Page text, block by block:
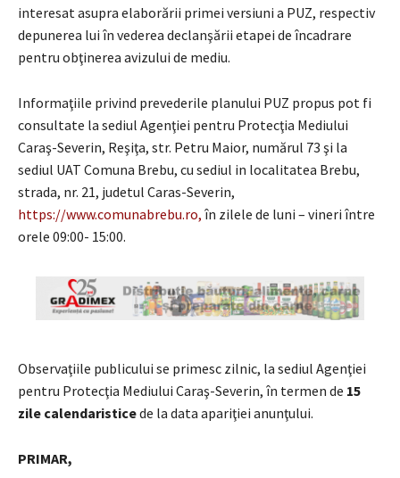
interesat asupra elaborării primei versiuni a PUZ, respectiv
depunerea lui în vederea declanşării etapei de încadrare
pentru obţinerea avizului de mediu.
Informaţiile privind prevederile planului PUZ propus pot fi
consultate la sediul Agenţiei pentru Protecţia Mediului
Caraş-Severin, Reşiţa, str. Petru Maior, numărul 73 şi la
sediul UAT Comuna Brebu, cu sediul in localitatea Brebu,
strada, nr. 21, judetul Caras-Severin,
https://www.comunabrebu.ro, în zilele de luni – vineri între
orele 09:00- 15:00.
Observaţiile publicului se primesc zilnic, la sediul Agenţiei
pentru Protecţia Mediului Caraş-Severin, în termen de 15
zile calendaristicede la data apariţiei anunţului.
PRIMAR,